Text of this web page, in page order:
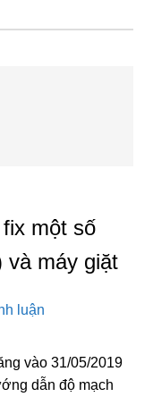
một số
và máy giặt
luận
vào 31/05/2019
dẫn độ mạch